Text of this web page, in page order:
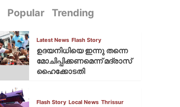
Popular Trending
Latest News Flash Story
ഉദയനിധിയെ ഇന്നു തന്നെ
മോചിപ്പിക്കണമെന്ന് മദ്രാസ്
ഹൈക്കോടതി
Flash Story Local News Thrissur